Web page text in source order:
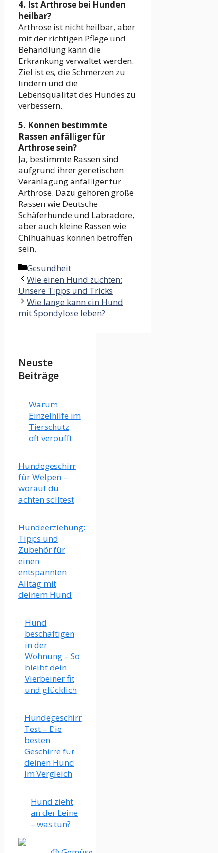
4. Ist Arthrose bei Hunden
heilbar?
Arthrose ist nicht heilbar, aber
mit der richtigen Pflege und
Behandlung kann die
Erkrankung verwaltet werden.
Ziel ist es, die Schmerzen zu
lindern und die
Lebensqualität des Hundes zu
verbessern.
5. Können bestimmte
Rassen anfälliger für
Arthrose sein?
Ja, bestimmte Rassen sind
aufgrund ihrer genetischen
Veranlagung anfälliger für
Arthrose. Dazu gehören große
Rassen wie Deutsche
Schäferhunde und Labradore,
aber auch kleine Rassen wie
Chihuahuas können betroffen
sein.
Kategorien
Gesundheit
Wie einen Hund züchten:
Unsere Tipps und Tricks
Wie lange kann ein Hund
mit Spondylose leben?
Neuste
Beiträge
Warum
Einzelhilfe im
Tierschutz
oft verpufft
Hundegeschirr
für Welpen –
worauf du
achten solltest
Hundeerziehung:
Tipps und
Zubehör für
einen
entspannten
Alltag mit
deinem Hund
Hund
beschäftigen
in der
Wohnung – So
bleibt dein
Vierbeiner fit
und glücklich
Hundegeschirr
Test – Die
besten
Geschirre für
deinen Hund
im Vergleich
Hund zieht
an der Leine
– was tun?